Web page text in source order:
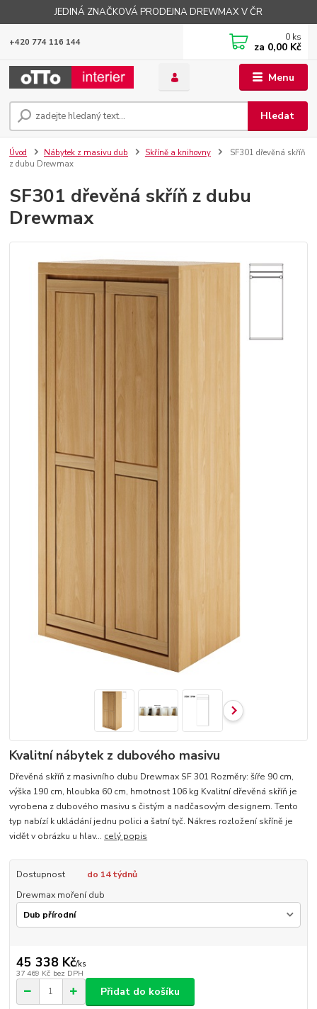
JEDINÁ ZNAČKOVÁ PRODEJNA DREWMAX V ČR
Menu
Hledat
+420 774 116 144 0 ks
za 0,00 Kč
Úvod Nábytek z masivu dub Skříně a knihovny
SF301 dřevěná skříň
z dubu Drewmax
SF301 dřevěná skříň z dubu
Drewmax
Kvalitní nábytek z dubového masivu
Dřevěná skříň z masivního dubu Drewmax SF 301 Rozměry: šíře 90 cm,
výška 190 cm, hloubka 60 cm, hmotnost 106 kg Kvalitní dřevěná skříň je
vyrobena z dubového masivu s čistým a nadčasovým designem. Tento
typ nabízí k ukládání jednu polici a šatní tyč. Nákres rozložení skříně je
vidět v obrázku u hlav... celý popis
Dostupnost
do 14 týdnů
Drewmax moření dub
45 338 Kč/ks
37 469 Kč bez DPH
Přidat do košíku